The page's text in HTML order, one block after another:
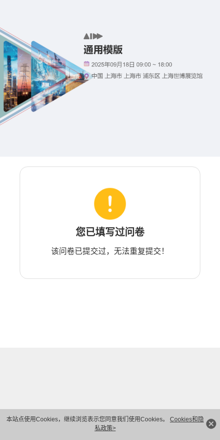
本站点使用Cookies，继续浏览表示您同意我们使用Cookies。 Cookies和隐
私政策>
您已填写过问卷
该问卷已提交过，无法重复提交！